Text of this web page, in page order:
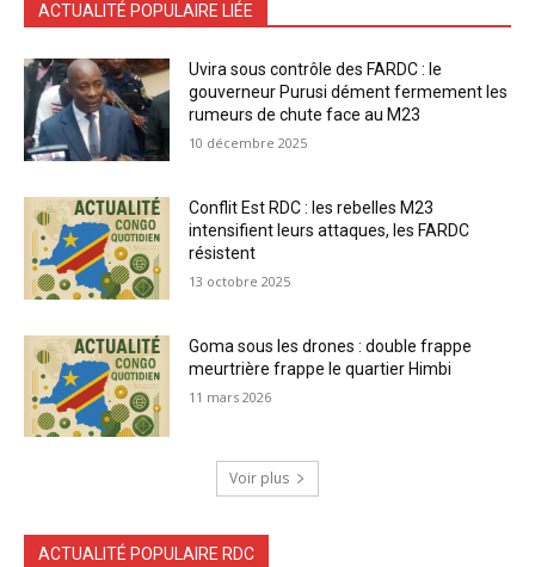
ACTUALITÉ POPULAIRE LIÉE
Uvira sous contrôle des FARDC : le
gouverneur Purusi dément fermement les
rumeurs de chute face au M23
10 décembre 2025
Conflit Est RDC : les rebelles M23
intensifient leurs attaques, les FARDC
résistent
13 octobre 2025
Goma sous les drones : double frappe
meurtrière frappe le quartier Himbi
11 mars 2026
Voir plus
ACTUALITÉ POPULAIRE RDC